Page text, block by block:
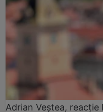
Adrian Veștea,